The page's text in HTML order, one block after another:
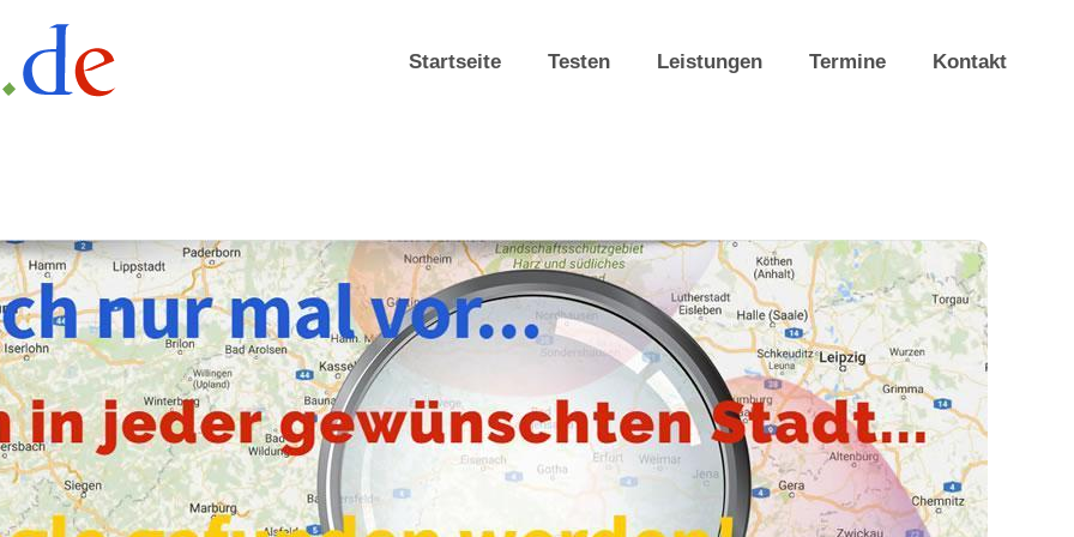
Startseite Testen Leistungen Termine Kontakt